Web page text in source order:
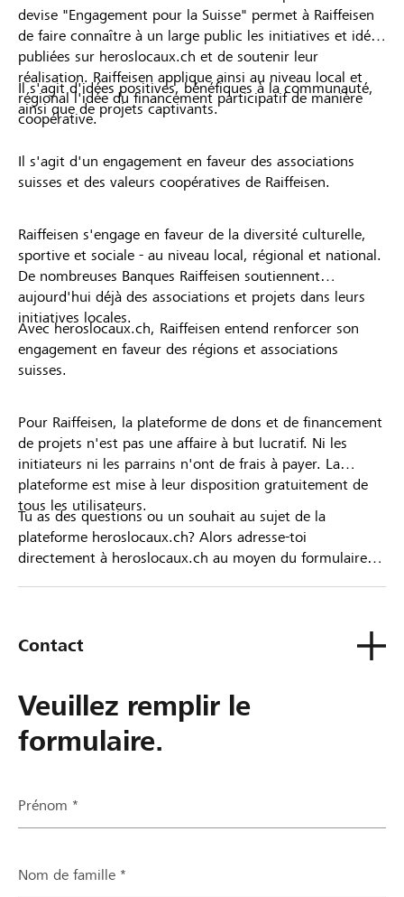
devise "Engagement pour la Suisse" permet à Raiffeisen
de faire connaître à un large public les initiatives et idées
publiées sur heroslocaux.ch et de soutenir leur
réalisation. Raiffeisen applique ainsi au niveau local et
régional l'idée du financement participatif de manière
coopérative.
Il s'agit d'idées positives, bénéfiques à la communauté,
ainsi que de projets captivants.
Il s'agit d'un engagement en faveur des associations
suisses et des valeurs coopératives de Raiffeisen.
Raiffeisen s'engage en faveur de la diversité culturelle,
sportive et sociale - au niveau local, régional et national.
De nombreuses Banques Raiffeisen soutiennent
aujourd'hui déjà des associations et projets dans leurs
initiatives locales.
Avec heroslocaux.ch, Raiffeisen entend renforcer son
engagement en faveur des régions et associations
suisses.
Pour Raiffeisen, la plateforme de dons et de financement
de projets n'est pas une affaire à but lucratif. Ni les
initiateurs ni les parrains n'ont de frais à payer. La
plateforme est mise à leur disposition gratuitement de
tous les utilisateurs.
Tu as des questions ou un souhait au sujet de la
plateforme heroslocaux.ch? Alors adresse-toi
directement à heroslocaux.ch au moyen du formulaire
Contact
Veuillez remplir le
formulaire.
Prénom *
Nom de famille *